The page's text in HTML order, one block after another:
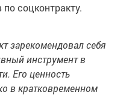
соцконтракту.
зарекомендовал себя
инструмент в
Его ценность
в кратковременном